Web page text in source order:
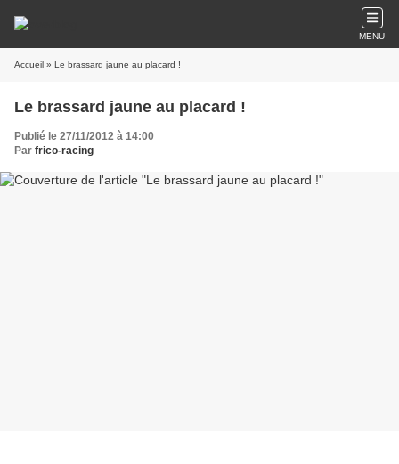
MENU
Accueil » Le brassard jaune au placard !
Le brassard jaune au placard !
Publié le 27/11/2012 à 14:00
Par frico-racing